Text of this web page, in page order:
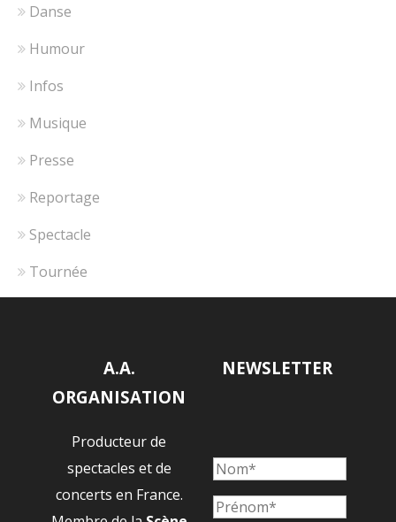
Danse
Humour
Infos
Musique
Presse
Reportage
Spectacle
Tournée
A.A.
ORGANISATION
Producteur de
spectacles et de
concerts en France.
NEWSLETTER